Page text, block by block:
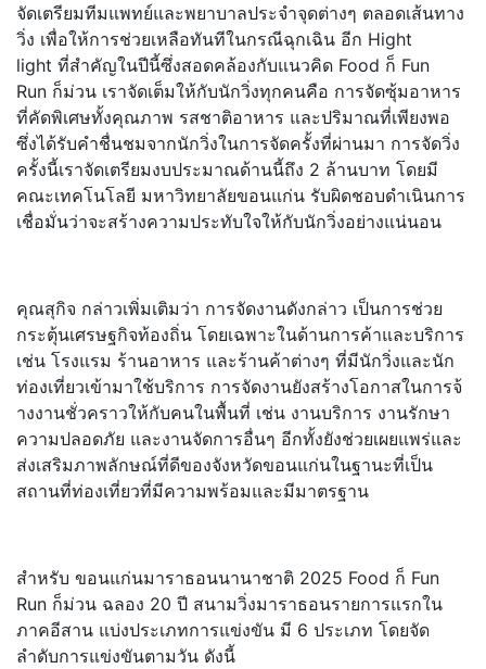
จัดเตรียมทีมแพทย์และพยาบาลประจำจุดต่างๆ ตลอดเส้นทาง
วิ่ง เพื่อให้การช่วยเหลือทันทีในกรณีฉุกเฉิน อีก Hight
light ที่สำคัญในปีนี้ซึ่งสอดคล้องกับแนวคิด Food ก็ Fun
Run ก็ม่วน เราจัดเต็มให้กับนักวิ่งทุกคนคือ การจัดซุ้มอาหาร
ที่คัดพิเศษทั้งคุณภาพ รสชาติอาหาร และปริมาณที่เพียงพอ
ซึ่งได้รับคำชื่นชมจากนักวิ่งในการจัดครั้งที่ผ่านมา การจัดวิ่ง
ครั้งนี้เราจัดเตรียมงบประมาณด้านนี้ถึง 2 ล้านบาท โดยมี
คณะเทคโนโลยี มหาวิทยาลัยขอนแก่น รับผิดชอบดำเนินการ
เชื่อมั่นว่าจะสร้างความประทับใจให้กับนักวิ่งอย่างแน่นอน
คุณสุกิจ กล่าวเพิ่มเติมว่า การจัดงานดังกล่าว เป็นการช่วย
กระตุ้นเศรษฐกิจท้องถิ่น โดยเฉพาะในด้านการค้าและบริการ
เช่น โรงแรม ร้านอาหาร และร้านค้าต่างๆ ที่มีนักวิ่งและนัก
ท่องเที่ยวเข้ามาใช้บริการ การจัดงานยังสร้างโอกาสในการจ้
างงานชั่วคราวให้กับคนในพื้นที่ เช่น งานบริการ งานรักษา
ความปลอดภัย และงานจัดการอื่นๆ อีกทั้งยังช่วยเผยแพร่และ
ส่งเสริมภาพลักษณ์ที่ดีของจังหวัดขอนแก่นในฐานะที่เป็น
สถานที่ท่องเที่ยวที่มีความพร้อมและมีมาตรฐาน
สำหรับ ขอนแก่นมาราธอนนานาชาติ 2025 Food ก็ Fun
Run ก็ม่วน ฉลอง 20 ปี สนามวิ่งมาราธอนรายการแรกใน
ภาคอีสาน แบ่งประเภทการแข่งขัน มี 6 ประเภท โดยจัด
ลำดับการแข่งขันตามวัน ดังนี้